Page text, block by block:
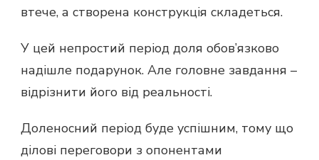
втече, а створена конструкція складеться.
У цей непростий період доля обов’язково
надішле подарунок. Але головне завдання –
відрізнити його від реальності.
Доленосний період буде успішним, тому що
ділові переговори з опонентами